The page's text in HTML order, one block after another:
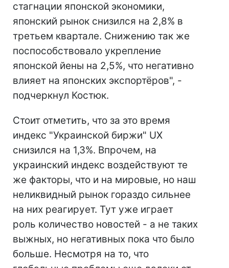
стагнации японской экономики,
японский рынок снизился на 2,8% в
третьем квартале. Снижению так же
поспособствовало укрепление
японской йены на 2,5%, что негативно
влияет на японских экспортёров", -
подчеркнул Костюк.
Стоит отметить, что за это время
индекс "Украинской биржи" UX
снизился на 1,3%. Впрочем, на
украинский индекс воздействуют те
же факторы, что и на мировые, но наш
неликвидный рынок гораздо сильнее
на них реагирует. Тут уже играет
роль количество новостей - а не таких
выжных, но негативных пока что было
больше. Несмотря на то, что